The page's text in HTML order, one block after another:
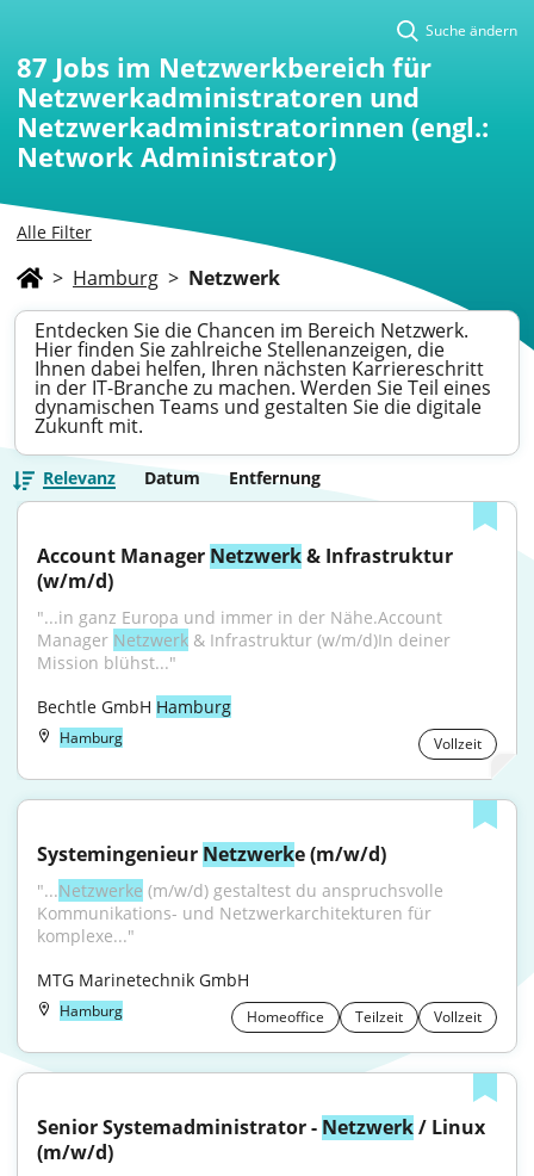
Alle Filter
Suche ändern
87 Jobs im Netzwerkbereich für
Netzwerkadministratoren und
Netzwerkadministratorinnen (engl.:
Network Administrator)
> Hamburg > Netzwerk
Entdecken Sie die Chancen im Bereich Netzwerk.
Hier finden Sie zahlreiche Stellenanzeigen, die
Ihnen dabei helfen, Ihren nächsten Karriereschritt
in der IT-Branche zu machen. Werden Sie Teil eines
dynamischen Teams und gestalten Sie die digitale
Zukunft mit.
Relevanz Datum Entfernung
Account Manager Netzwerk & Infrastruktur
(w/m/d)
"...in ganz Europa und immer in der Nähe.Account
Manager Netzwerk & Infrastruktur (w/m/d)In deiner
Mission blühst..."
Bechtle GmbH Hamburg
Hamburg Vollzeit
Systemingenieur Netzwerke (m/w/d)
"...Netzwerke (m/w/d) gestaltest du anspruchsvolle
Kommunikations- und Netzwerkarchitekturen für
komplexe..."
MTG Marinetechnik GmbH
Hamburg Homeoffice Teilzeit Vollzeit
Senior Systemadministrator - Netzwerk / Linux
(m/w/d)